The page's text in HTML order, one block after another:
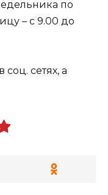
по
– с 9.00 до
соц. сетях, а